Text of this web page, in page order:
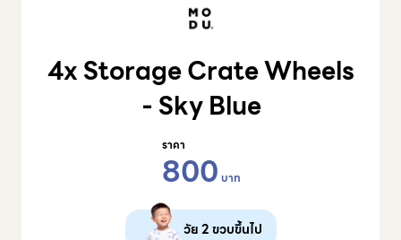
4x Storage Crate Wheels
- Sky Blue
ราคา
800 บาท
วัย 2 ขวบขึ้นไป